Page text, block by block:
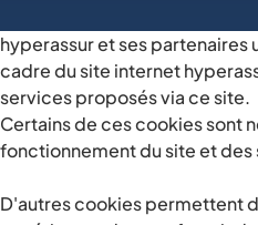
hyperassur et ses partenaires
cadre du site internet
services proposés via ce site.
Certains de ces cookies sont
fonctionnement du site et
D'autres cookies permettent